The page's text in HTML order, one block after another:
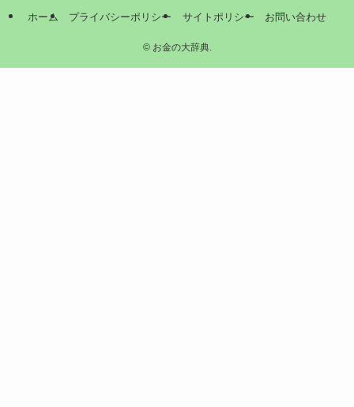
ホーム プライバシーポリシー サイトポリシー お問い合わせ
©お金の大辞典.